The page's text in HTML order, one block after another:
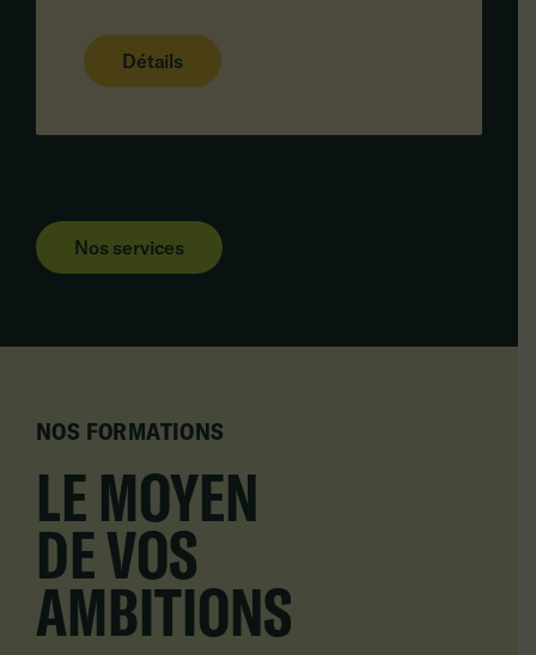
Détails
Nos services
NOS FORMATIONS
LE MOYEN
DE VOS
AMBITIONS